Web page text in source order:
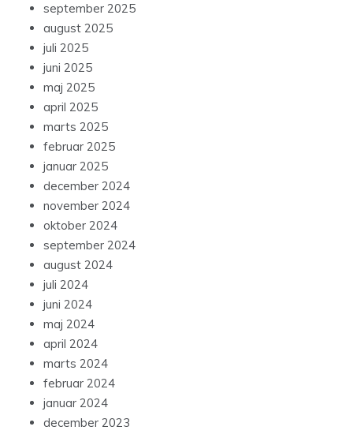
september 2025
august 2025
juli 2025
juni 2025
maj 2025
april 2025
marts 2025
februar 2025
januar 2025
december 2024
november 2024
oktober 2024
september 2024
august 2024
juli 2024
juni 2024
maj 2024
april 2024
marts 2024
februar 2024
januar 2024
december 2023